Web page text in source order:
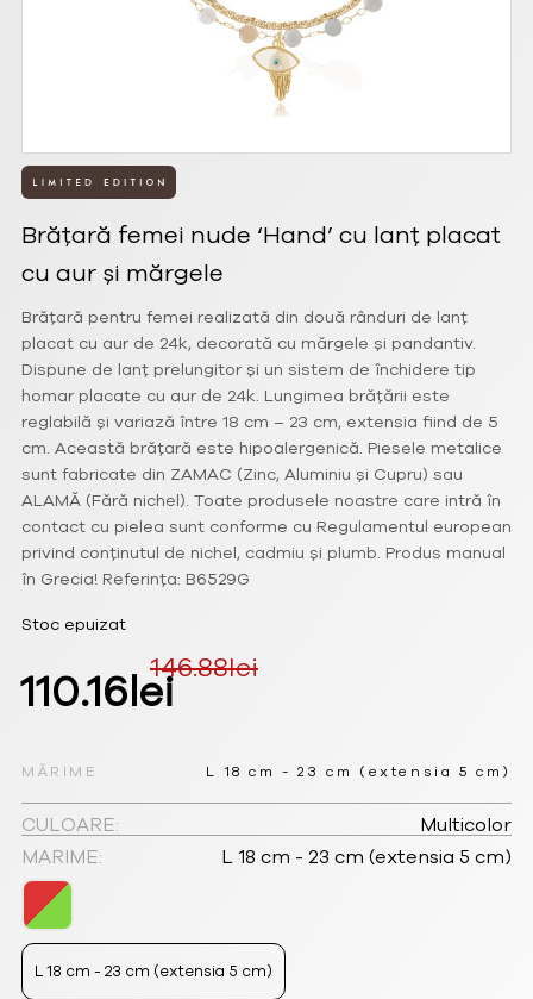
Brățară femei nude ‘Hand’ cu lanț placat
cu aur și mărgele
Brățară pentru femei realizată din două rânduri de lanț
placat cu aur de 24k, decorată cu mărgele și pandantiv.
Dispune de lanț prelungitor și un sistem de închidere tip
homar placate cu aur de 24k. Lungimea brățării este
reglabilă și variază între 18 cm – 23 cm, extensia fiind de 5
cm. Această brățară este hipoalergenică. Piesele metalice
sunt fabricate din ZAMAC (Zinc, Aluminiu și Cupru) sau
ALAMĂ (Fără nichel). Toate produsele noastre care intră în
contact cu pielea sunt conforme cu Regulamentul european
privind conținutul de nichel, cadmiu și plumb. Produs manual
în Grecia! Referința: B6529G
146.88lei
Prețul
a
fost:
146.88lei.
110.16leiPrețul
este:
110.16lei.
MĂRIME L 18 cm - 23 cm (extensia 5 cm)
CULOARE:
Multicolor
MARIME:
L 18 cm - 23 cm (extensia 5 cm)
L 18 cm - 23 cm (extensia 5 cm)
Stoc epuizat